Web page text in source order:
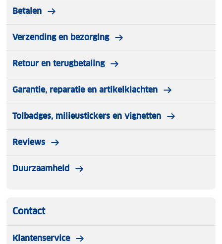
Betalen
Verzending en bezorging
Retour en terugbetaling
Garantie, reparatie en artikelklachten
Tolbadges, milieustickers en vignetten
Reviews
Duurzaamheid
Contact
Klantenservice